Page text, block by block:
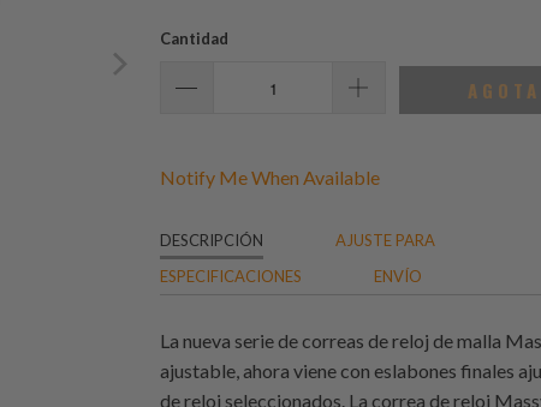
Cantidad
Notify Me When Available
DESCRIPCIÓN
AJUSTE PARA
ESPECIFICACIONES
ENVÍO
La nueva serie de correas de reloj de malla
ajustable, ahora viene con eslabones finales
de reloj seleccionados. La correa de reloj